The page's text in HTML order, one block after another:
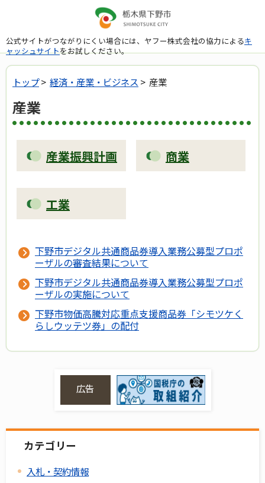
公式サイトがつながりにくい場合には、ヤフー株式会社の協力によるキ
ャッシュサイトをお試しください。
トップ> 経済・産業・ビジネス > 産業
産業
産業振興計画 商業
工業
下野市デジタル共通商品券導入業務公募型プロポ
ーザルの審査結果について
下野市デジタル共通商品券導入業務公募型プロポ
ーザルの実施について
下野市物価高騰対応重点支援商品券「シモツケく
らしウッテツ券」の配付
広告
カテゴリー
入札・契約情報